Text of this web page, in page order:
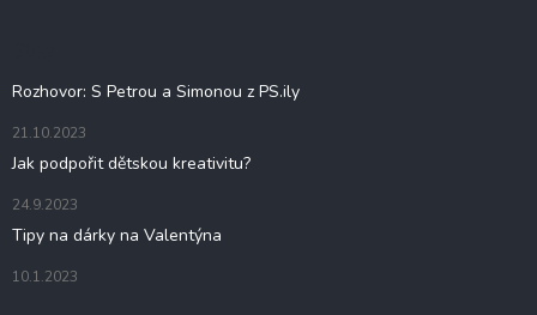
Rozhovor: S Petrou a Simonou z PS.ily
21.10.2023
Jak podpořit dětskou kreativitu?
24.9.2023
Tipy na dárky na Valentýna
10.1.2023